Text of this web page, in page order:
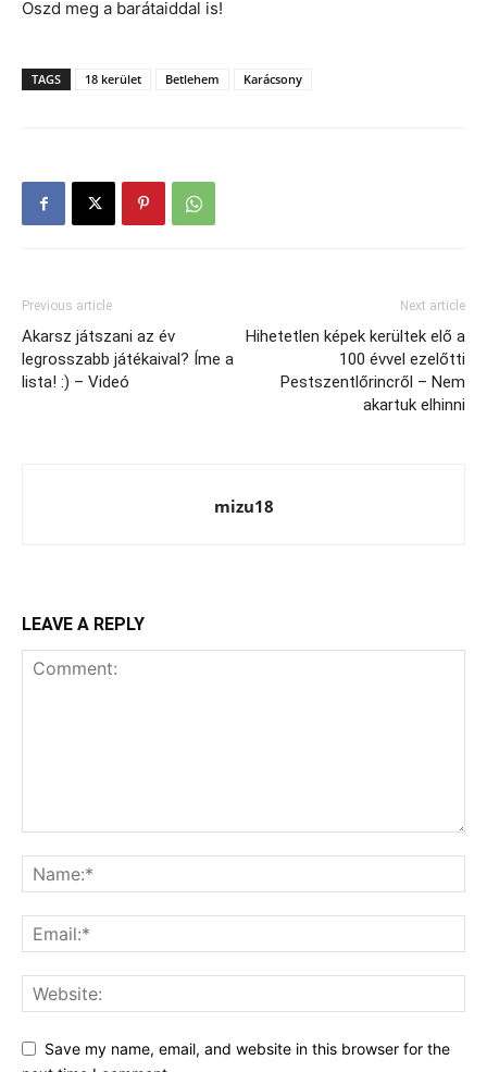
Oszd meg a barátaiddal is!
TAGS 18 kerület Betlehem Karácsony
Previous article
Akarsz játszani az év
legrosszabb játékaival? Íme a
lista! :) – Videó
Next article
Hihetetlen képek kerültek elő a
100 évvel ezelőtti
Pestszentlőrincről – Nem
akartuk elhinni
mizu18
LEAVE A REPLY
Save my name, email, and website in this browser for the